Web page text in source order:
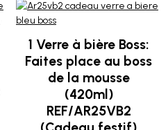
1 Verre à bière Boss:
Faites place au boss
de la mousse
(420ml)
REF/AR25VB2